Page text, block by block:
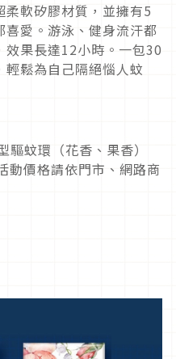
軟矽膠材質，並擁有5
愛。游泳、健身流汗都
果長達12小時。一包30
鬆為自己隔絕惱人蚊
蚊環（花香、果香）
價格請依門市、網路商